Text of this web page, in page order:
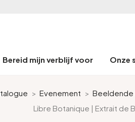
Bereid mijn verblijf voor Onze
> Evenement > Beeldende
Libre Botanique | Extrait de